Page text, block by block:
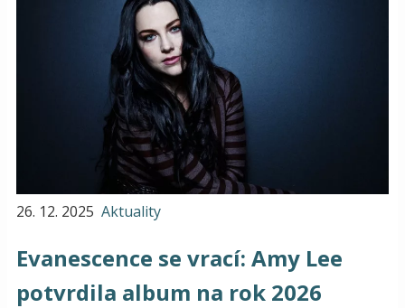
26. 12. 2025 Aktuality
Evanescence se vrací: Amy Lee
potvrdila album na rok 2026